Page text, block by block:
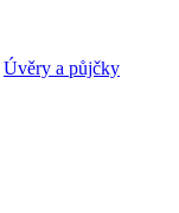
Úvěry a půjčky